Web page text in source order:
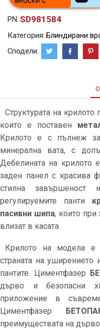
PN: SD981584
Категория: Блиндирани
Сподели:
Структурата на
които е поставен
Крилото е с пълнеж
минерална вата, с
Дебелината на крилото
заден панел с красива
стилна
регулируемите панти
пасивни шипа, които при
влизат в касата.
Крилото на модела
страната на
пантите. Циментфазер
дърво и безопасни
приложение в
Циментфазер
преимуществата на